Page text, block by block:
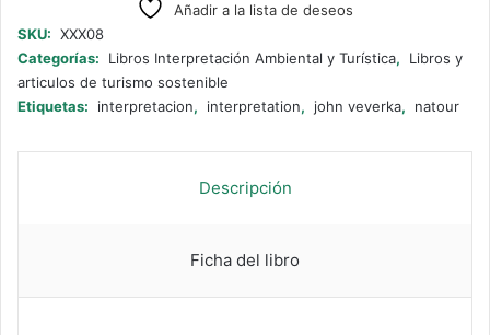
Three/Issue
Two/1996
cantidad
Añadir a la lista de deseos
SKU: XXX08
Categorías:
Libros Interpretación Ambiental y Turística,
Libros y
articulos de turismo sostenible
Etiquetas:
interpretacion, interpretation, john veverka, natour
Descripción
Ficha del libro